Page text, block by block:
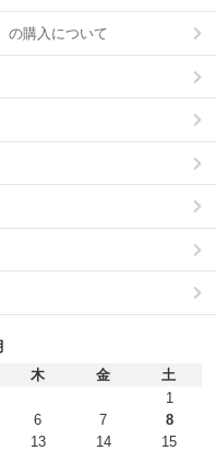
の購入について
木 金
土
1
6 7
8
13 14
15